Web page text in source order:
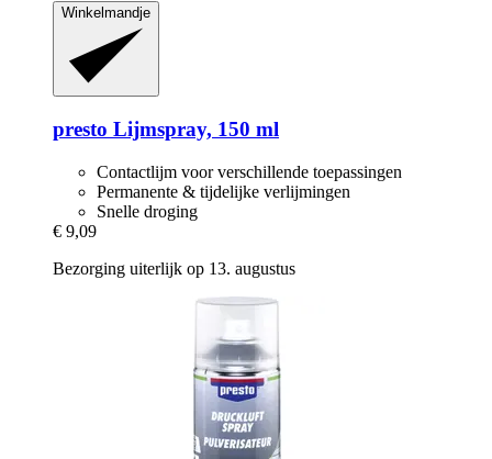
Winkelmandje
presto Lijmspray, 150 ml
Contactlijm voor verschillende toepassingen
Permanente & tijdelijke verlijmingen
Snelle droging
€ 9,09
Bezorging uiterlijk op 13. augustus